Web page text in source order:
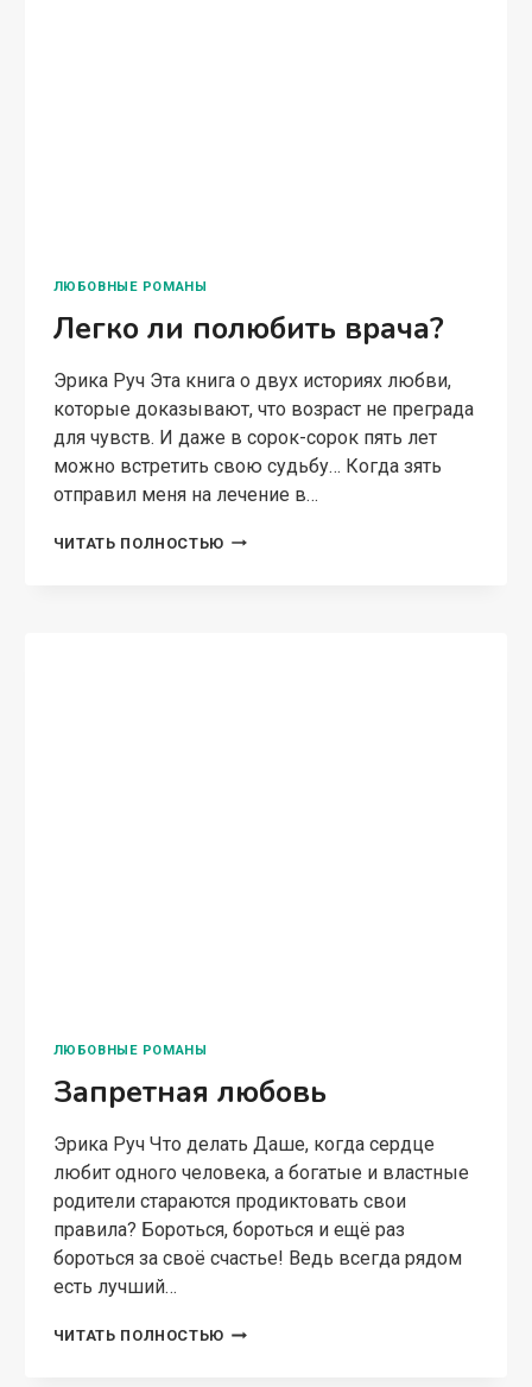
ЛЮБОВНЫЕ РОМАНЫ
Легко ли полюбить врача?
Эрика Руч Эта книга о двух историях любви,
которые доказывают, что возраст не преграда
для чувств. И даже в сорок-сорок пять лет
можно встретить свою судьбу… Когда зять
отправил меня на лечение в…
ЧИТАТЬ ПОЛНОСТЬЮ ЛЕГКО
ЛЮБОВНЫЕ РОМАНЫ
Запретная любовь
Эрика Руч Что делать Даше, когда сердце
любит одного человека, а богатые и властные
родители стараются продиктовать свои
правила? Бороться, бороться и ещё раз
бороться за своё счастье! Ведь всегда рядом
есть лучший…
ЧИТАТЬ ПОЛНОСТЬЮ ЗАПРЕТНАЯ